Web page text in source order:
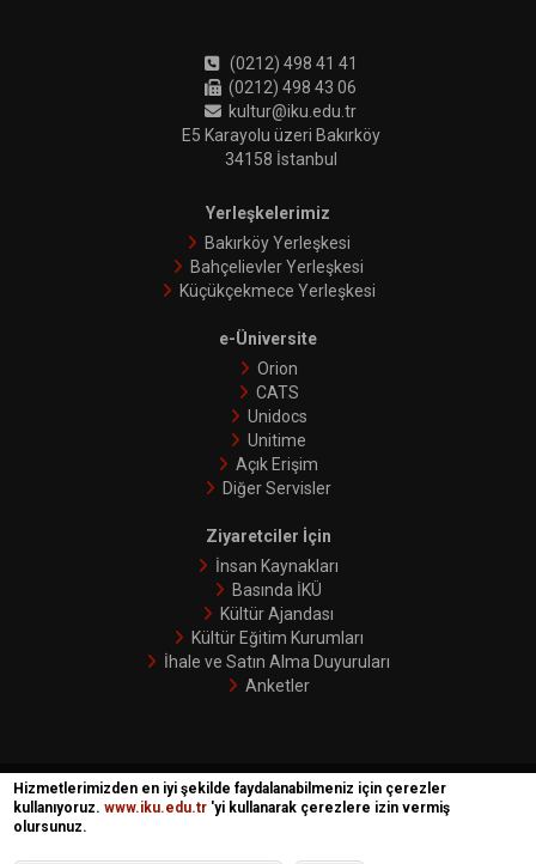
(0212) 498 41 41
(0212) 498 43 06
kultur@iku.edu.tr
E5 Karayolu üzeri Bakırköy
34158 İstanbul
Yerleşkelerimiz
Bakırköy Yerleşkesi
Bahçelievler Yerleşkesi
Küçükçekmece Yerleşkesi
e-Üniversite
Orion
CATS
Unidocs
Unitime
Açık Erişim
Diğer Servisler
Ziyaretciler İçin
İnsan Kaynakları
Basında İKÜ
Kültür Ajandası
Kültür Eğitim Kurumları
İhale ve Satın Alma Duyuruları
Anketler
İKÜ © 2018 | Phoenix
Hizmetlerimizden en iyi şekilde faydalanabilmeniz için çerezler
kullanıyoruz.www.iku.edu.tr 'yi kullanarak çerezlere izin vermiş
olursunuz.